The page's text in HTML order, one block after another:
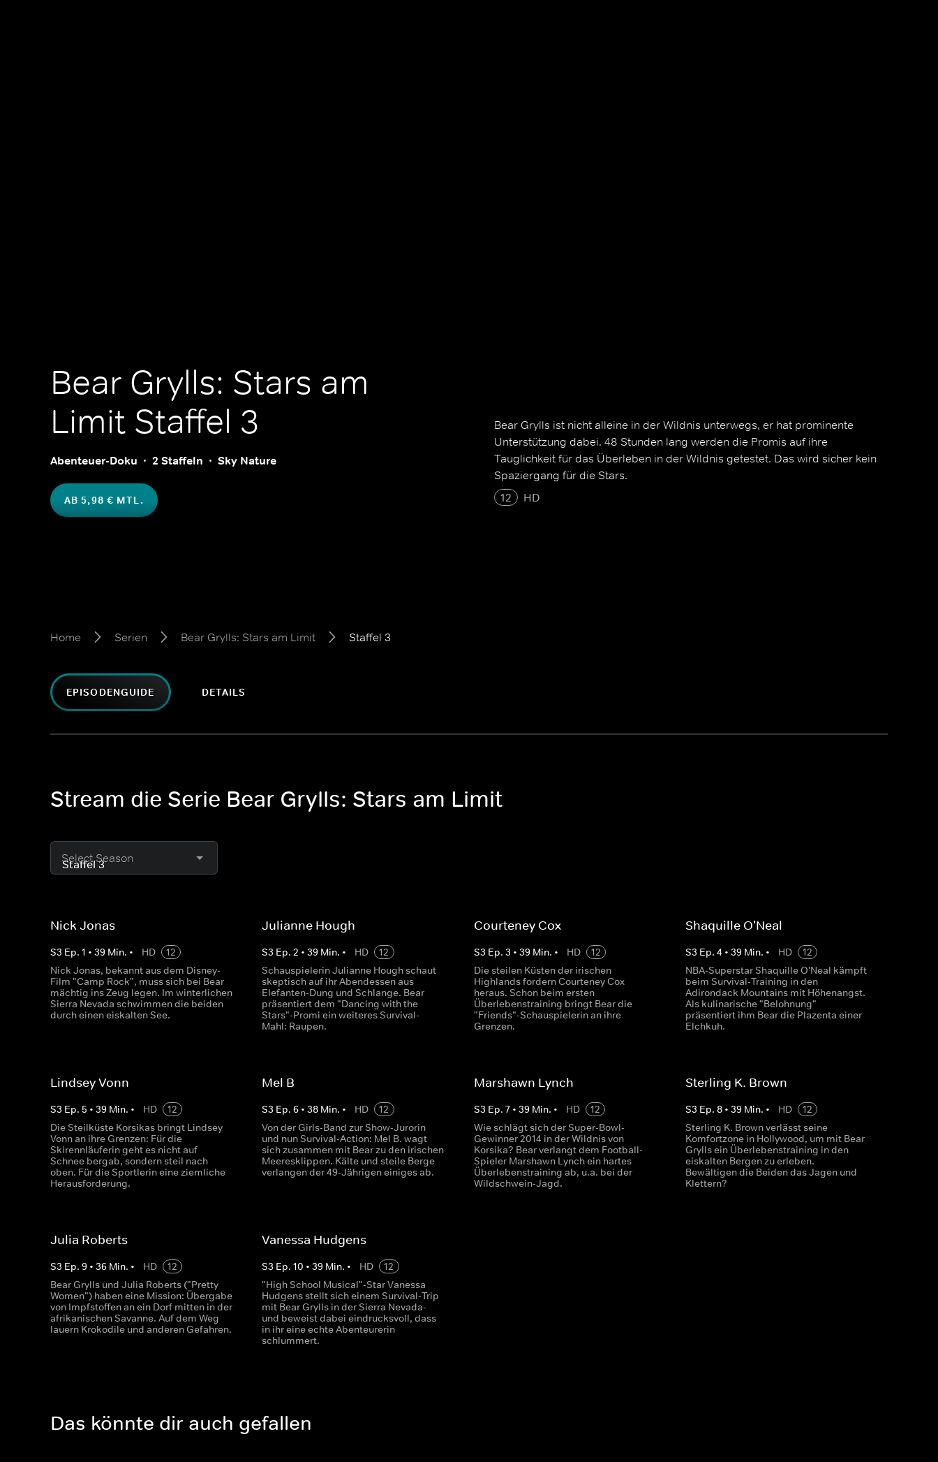
Bear Grylls: Stars am
Limit Staffel 3
Abenteuer-Doku 2 Staffeln Sky Nature
AB 5,98 € MTL.
Bear Grylls ist nicht alleine in der Wildnis unterwegs, er hat prominente
Unterstützung dabei. 48 Stunden lang werden die Promis auf ihre
Tauglichkeit für das Überleben in der Wildnis getestet. Das wird sicher kein
Spaziergang für die Stars.
12
HD
Home Serien Bear Grylls: Stars am Limit Staffel 3
EPISODENGUIDE DETAILS
Stream die Serie Bear Grylls: Stars am Limit
Select Season
Nick Jonas
S3 Ep. 1 • 39 Min. • HD
12
Nick Jonas, bekannt aus dem Disney-
Film "Camp Rock", muss sich bei Bear
mächtig ins Zeug legen. Im winterlichen
Sierra Nevada schwimmen die beiden
durch einen eiskalten See.
Julianne Hough
S3 Ep.2 •39 Min. • HD
12
Schauspielerin Julianne Hough schaut
skeptisch auf ihr Abendessen aus
Elefanten-Dung und Schlange. Bear
präsentiert dem "Dancing with the
Stars"-Promi ein weiteres Survival-
Mahl: Raupen.
Courteney Cox
S3 Ep. 3 • 39Min. • HD
12
Die steilen Küsten der irischen
Highlands fordern Courteney Cox
heraus. Schon beim ersten
Überlebenstraining bringt Bear die
"Friends"-Schauspielerin an ihre
Grenzen.
Shaquille O'Neal
S3 Ep. 4 • 39Min. • HD
12
NBA-Superstar Shaquille O'Neal kämpft
beim Survival-Training in den
Adirondack Mountains mit Höhenangst.
Als kulinarische "Belohnung"
präsentiert ihm Bear die Plazenta einer
Elchkuh.
Lindsey Vonn
S3 Ep. 5 • 39 Min. • HD
12
Die Steilküste Korsikas bringt Lindsey
Vonn an ihre Grenzen: Für die
Skirennläuferin geht es nicht auf
Schnee bergab, sondern steil nach
oben. Für die Sportlerin eine ziemliche
Herausforderung.
Mel B
S3 Ep.6 •38 Min. • HD
12
Von der Girls-Band zur Show-Jurorin
und nun Survival-Action: Mel B. wagt
sich zusammen mit Bear zu den irischen
Meeresklippen. Kälte und steile Berge
verlangen der 49-Jährigen einiges ab.
Marshawn Lynch
S3 Ep. 7• 39Min. • HD
12
Wie schlägt sich der Super-Bowl-
Gewinner 2014 in der Wildnis von
Korsika? Bear verlangt dem Football-
Spieler Marshawn Lynch ein hartes
Überlebenstraining ab, u.a. bei der
Wildschwein-Jagd.
Sterling K. Brown
S3 Ep. 8• 39Min. • HD
12
Sterling K. Brown verlässt seine
Komfortzone in Hollywood, um mit Bear
Grylls ein Überlebenstraining in den
eiskalten Bergen zu erleben.
Bewältigen die Beiden das Jagen und
Klettern?
Julia Roberts
S3 Ep. 9 • 36 Min. • HD
12
Bear Grylls und Julia Roberts ("Pretty
Women") haben eine Mission: Übergabe
von Impfstoffen an ein Dorf mitten in der
afrikanischen Savanne. Auf dem Weg
lauern Krokodile und anderen Gefahren.
Vanessa Hudgens
S3 Ep.10 •39 Min. • HD
12
"High School Musical"-Star Vanessa
Hudgens stellt sich einem Survival-Trip
mit Bear Grylls in der Sierra Nevada-
und beweist dabei eindrucksvoll, dass
in ihr eine echte Abenteurerin
schlummert.
Das könnte dir auch gefallen